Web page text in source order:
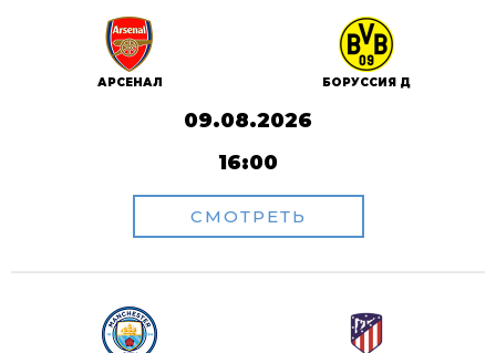
АРСЕНАЛ БОРУССИЯ Д
09.08.2026
16:00
СМОТРЕТЬ